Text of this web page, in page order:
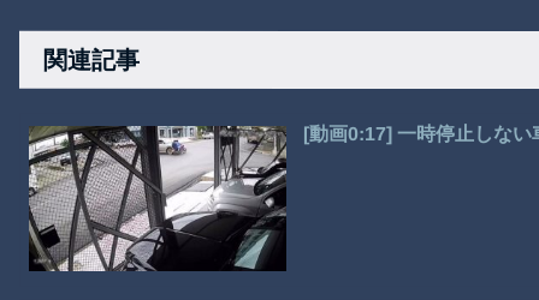
関連記事
[動画0:17] 一時停止しな